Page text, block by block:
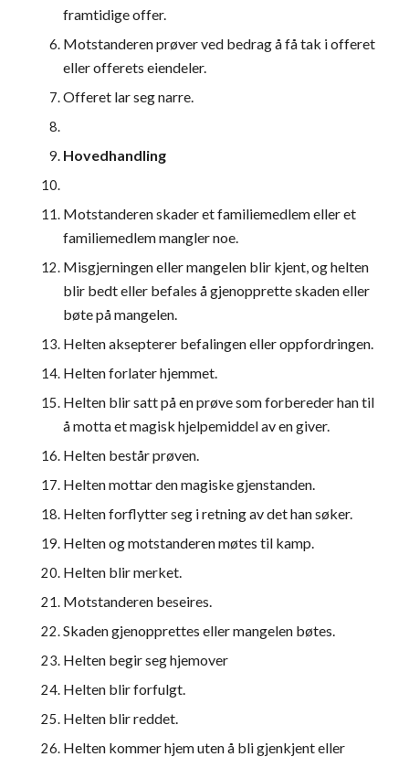
framtidige offer.
Motstanderen prøver ved bedrag å få tak i offeret
eller offerets eiendeler.
Offeret lar seg narre.
Hovedhandling
Motstanderen skader et familiemedlem eller et
familiemedlem mangler noe.
Misgjerningen eller mangelen blir kjent, og helten
blir bedt eller befales å gjenopprette skaden eller
bøte på mangelen.
Helten aksepterer befalingen eller oppfordringen.
Helten forlater hjemmet.
Helten blir satt på en prøve som forbereder han til
å motta et magisk hjelpemiddel av en giver.
Helten består prøven.
Helten mottar den magiske gjenstanden.
Helten forflytter seg i retning av det han søker.
Helten og motstanderen møtes til kamp.
Helten blir merket.
Motstanderen beseires.
Skaden gjenopprettes eller mangelen bøtes.
Helten begir seg hjemover
Helten blir forfulgt.
Helten blir reddet.
Helten kommer hjem uten å bli gjenkjent eller